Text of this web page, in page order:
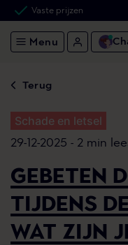
Vaste prijzen
Menu
Terug
Schade en letsel
29-12-2025 - 2 min
GEBETEN
TIJDENS
WAT ZIJN